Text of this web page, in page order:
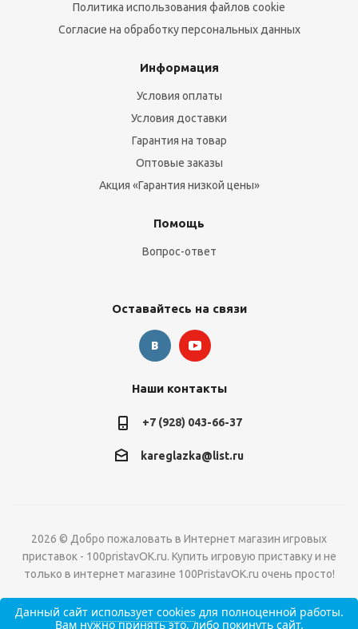
Политика использования файлов cookie
Согласие на обработку персональных данных
Информация
Условия оплаты
Условия доставки
Гарантия на товар
Оптовые заказы
Акция «Гарантия низкой цены»
Помощь
Вопрос-ответ
Оставайтесь на связи
Наши контакты
+7 (928) 043-66-37
kareglazka@list.ru
2026 © Добро пожаловать в Интернет магазин игровых
приставок - 100pristavOK.ru. Купить игровую приставку и не
только в интернет магазине 100PristavOK.ru очень просто!
Данный сайт использует cookies для полноценной работы.
Вам нужно принять это, либо покинуть сайт.